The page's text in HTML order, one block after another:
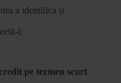
a identifica și
l;
pe termen scurt